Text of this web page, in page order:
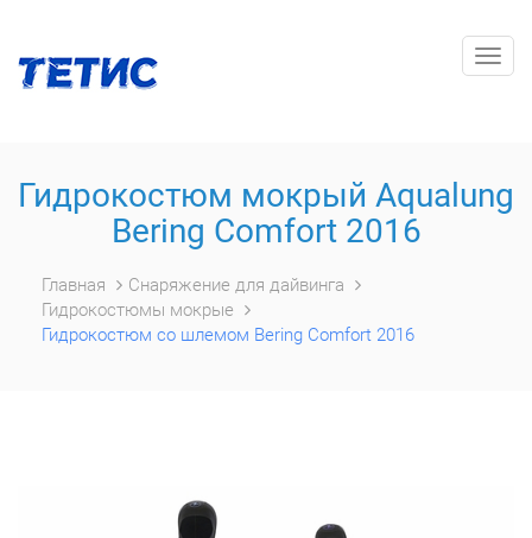
Гидрокостюм мокрый Aqualung
Bering Comfort 2016
Главная
Снаряжение для дайвинга
Гидрокостюмы мокрые
Гидрокостюм со шлемом Bering Comfort 2016